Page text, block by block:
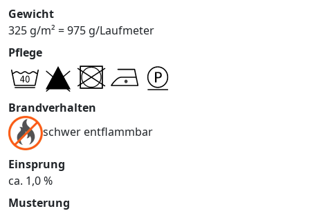
Gewicht
325 g/m² = 975 g/Laufmeter
Pflege
Brandverhalten
schwer entflammbar
Einsprung
ca. 1,0 %
Musterung